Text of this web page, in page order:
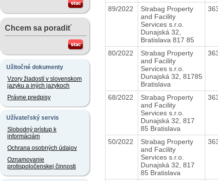
Chcem sa poradiť
Užitočné dokumenty
Vzory žiadostí v slovenskom
jazyku a iných jazykoch
Právne predpisy
Užívateľský servis
Slobodný prístup k
informáciám
Ochrana osobných údajov
Oznamovanie
protispoločenskej činnosti
89/2022
Strabag Property
and Facility
Services s.r.o.
Dunajská 32,
Bratislava 817 85
80/2022
Strabag Property
and Facility
Services s.r.o.
Dunajská 32, 81785
Bratislava
68/2022
Strabag Property
and Facility
Services s.r.o.
Dunajská 32, 817
85 Bratislava
50/2022
Strabag Property
and Facility
Services s.r.o.
Dunajská 32, 817
85 Bratislava